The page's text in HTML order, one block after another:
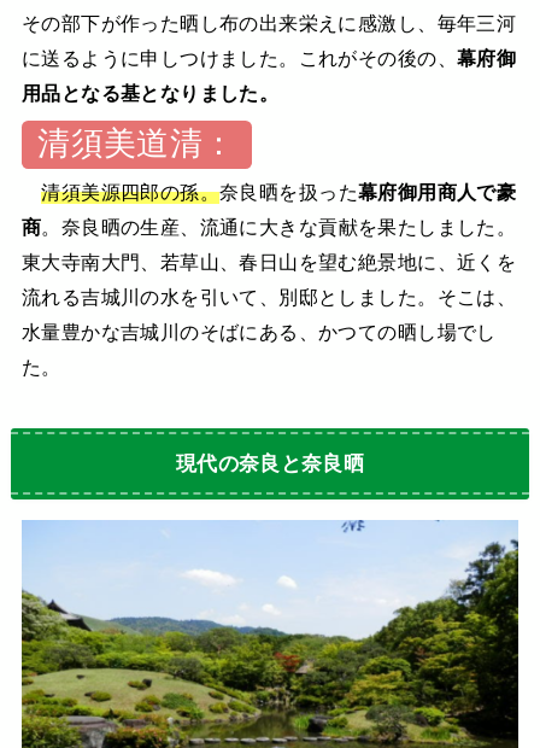
その部下が作った晒し布の出来栄えに感激し、毎年三河
に送るように申しつけました。これがその後の、 幕府御
用品となる基となりました。
清須美道清：
清須美源四郎の孫。奈良晒を扱った幕府御用商人で豪
商。奈良晒の生産、流通に大きな貢献を果たしました。
東大寺南大門、若草山、春日山を望む絶景地に、近くを
流れる吉城川の水を引いて、別邸としました。そこは、
水量豊かな吉城川のそばにある、かつての晒し場でし
た。
現代の奈良と奈良晒